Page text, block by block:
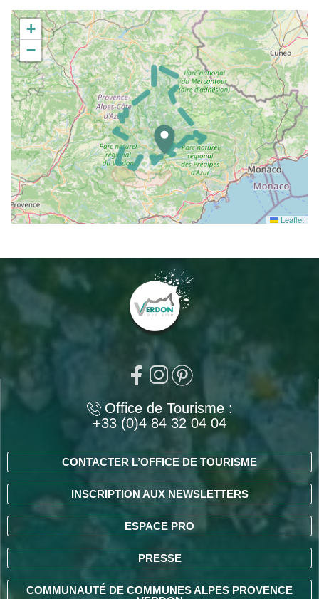
+
−
Leaflet
Office de Tourisme :
+33 (0)4 84 32 04 04
CONTACTER L’OFFICE DE TOURISME
INSCRIPTION AUX NEWSLETTERS
ESPACE PRO
PRESSE
COMMUNAUTÉ DE COMMUNES ALPES PROVENCE